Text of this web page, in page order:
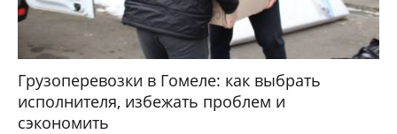
Грузоперевозки в Гомеле: как выбрать
исполнителя, избежать проблем и
сэкономить